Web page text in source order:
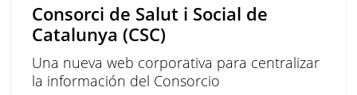
Consorci de Salut i Social de
Catalunya (CSC)
Una nueva web corporativa para centralizar
la información del Consorcio